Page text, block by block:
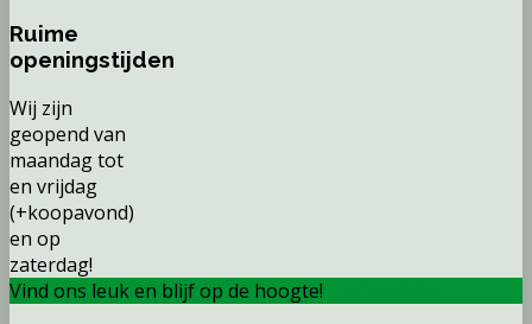
Ruime
openingstijden
Wij zijn
geopend van
maandag tot
en vrijdag
(+koopavond)
en op
zaterdag!
Vind ons leuk en blijf op de hoogte!